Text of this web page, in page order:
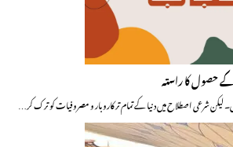
حصول کا راستہ
شرعی اصطلاح میں دنیا کے تمام تر کاروبار و مصروفیات کو ترک کر…